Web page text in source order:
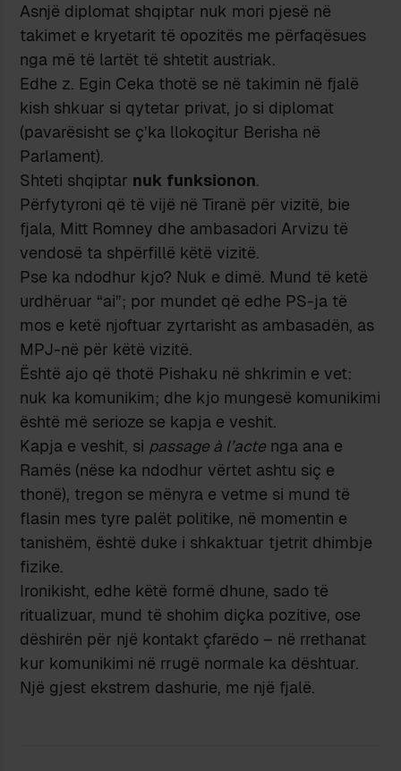
Asnjë diplomat shqiptar nuk mori pjesë në
takimet e kryetarit të opozitës me përfaqësues
nga më të lartët të shtetit austriak.
Edhe z. Egin Ceka thotë se në takimin në fjalë
kish shkuar si qytetar privat, jo si diplomat
(pavarësisht se ç’ka llokoçitur Berisha në
Parlament).
Shteti shqiptar nuk funksionon.
Përfytyroni që të vijë në Tiranë për vizitë, bie
fjala, Mitt Romney dhe ambasadori Arvizu të
vendosë ta shpërfillë këtë vizitë.
Pse ka ndodhur kjo? Nuk e dimë. Mund të ketë
urdhëruar “ai”; por mundet që edhe PS-ja të
mos e ketë njoftuar zyrtarisht as ambasadën, as
MPJ-në për këtë vizitë.
Është ajo që thotë Pishaku në shkrimin e vet:
nuk ka komunikim; dhe kjo mungesë komunikimi
është më serioze se kapja e veshit.
Kapja e veshit, si passage à l’acte nga ana e
Ramës (nëse ka ndodhur vërtet ashtu siç e
thonë), tregon se mënyra e vetme si mund të
flasin mes tyre palët politike, në momentin e
tanishëm, është duke i shkaktuar tjetrit dhimbje
fizike.
Ironikisht, edhe këtë formë dhune, sado të
ritualizuar, mund të shohim diçka pozitive, ose
dëshirën për një kontakt çfarëdo – në rrethanat
kur komunikimi në rrugë normale ka dështuar.
Një gjest ekstrem dashurie, me një fjalë.